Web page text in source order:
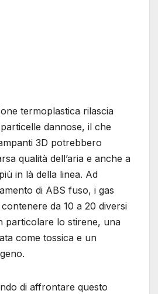
termoplastica rilascia
dannose, il che
3D potrebbero
qualità dell’aria e anche a
in là della linea. Ad
di ABS fuso, i gas
da 10 a 20 diversi
particolare lo stirene, una
come tossica e un
di affrontare questo